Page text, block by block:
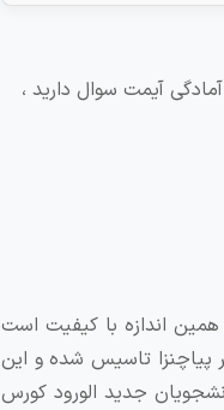
آیمت سوال دارید ،
اندازه با کیفیت است
پیاچنزا تاسیس شده و این
بیمارستان های ایتالیا است. این بیمارستان تازه تاسیس فقط برای ۱۰۰ نفر دانشجویان جدید الورود کورس